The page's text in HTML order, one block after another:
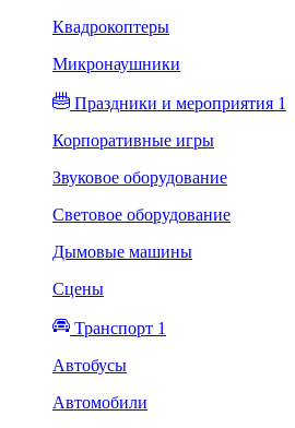
Квадрокоптеры
Микронаушники
Праздники и мероприятия 1
Корпоративные игры
Звуковое оборудование
Световое оборудование
Дымовые машины
Сцены
Транспорт 1
Автобусы
Автомобили